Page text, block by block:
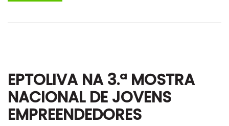
EPTOLIVA NA 3.ª MOSTRA
NACIONAL DE JOVENS
EMPREENDEDORES